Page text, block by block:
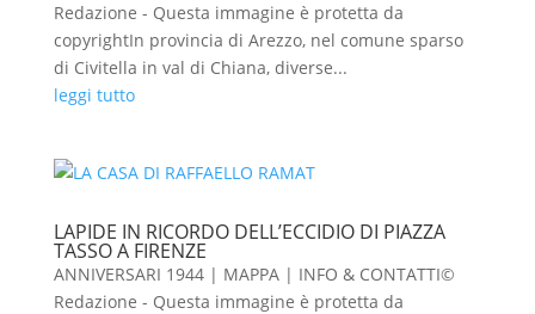
Redazione - Questa immagine è protetta da
copyrightIn provincia di Arezzo, nel comune sparso
di Civitella in val di Chiana, diverse...
leggi tutto
LAPIDE IN RICORDO DELL’ECCIDIO DI PIAZZA
TASSO A FIRENZE
ANNIVERSARI 1944 | MAPPA | INFO & CONTATTI©
Redazione - Questa immagine è protetta da